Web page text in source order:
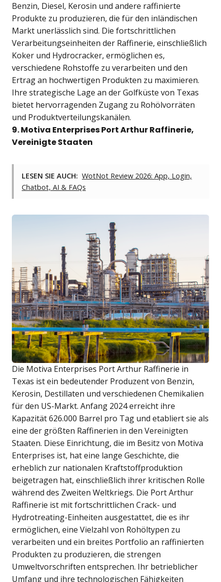
Benzin, Diesel, Kerosin und andere raffinierte
Produkte zu produzieren, die für den inländischen
Markt unerlässlich sind. Die fortschrittlichen
Verarbeitungseinheiten der Raffinerie, einschließlich
Koker und Hydrocracker, ermöglichen es,
verschiedene Rohstoffe zu verarbeiten und den
Ertrag an hochwertigen Produkten zu maximieren.
Ihre strategische Lage an der Golfküste von Texas
bietet hervorragenden Zugang zu Rohölvorräten
und Produktverteilungskanälen.
9. Motiva Enterprises Port Arthur Raffinerie,
Vereinigte Staaten
LESEN SIE AUCH: WotNot Review 2026: App, Login,
Chatbot, AI & FAQs
Die Motiva Enterprises Port Arthur Raffinerie in
Texas ist ein bedeutender Produzent von Benzin,
Kerosin, Destillaten und verschiedenen Chemikalien
für den US-Markt. Anfang 2024 erreicht ihre
Kapazität 626.000 Barrel pro Tag und etabliert sie als
eine der größten Raffinerien in den Vereinigten
Staaten. Diese Einrichtung, die im Besitz von Motiva
Enterprises ist, hat eine lange Geschichte, die
erheblich zur nationalen Kraftstoffproduktion
beigetragen hat, einschließlich ihrer kritischen Rolle
während des Zweiten Weltkriegs. Die Port Arthur
Raffinerie ist mit fortschrittlichen Crack- und
Hydrotreating-Einheiten ausgestattet, die es ihr
ermöglichen, eine Vielzahl von Rohöltypen zu
verarbeiten und ein breites Portfolio an raffinierten
Produkten zu produzieren, die strengen
Umweltvorschriften entsprechen. Ihr betrieblicher
Umfang und ihre technologischen Fähigkeiten